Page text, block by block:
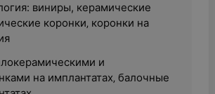
виниры, керамические
коронки‚ коронки на
и
на имплантатах‚ балочные